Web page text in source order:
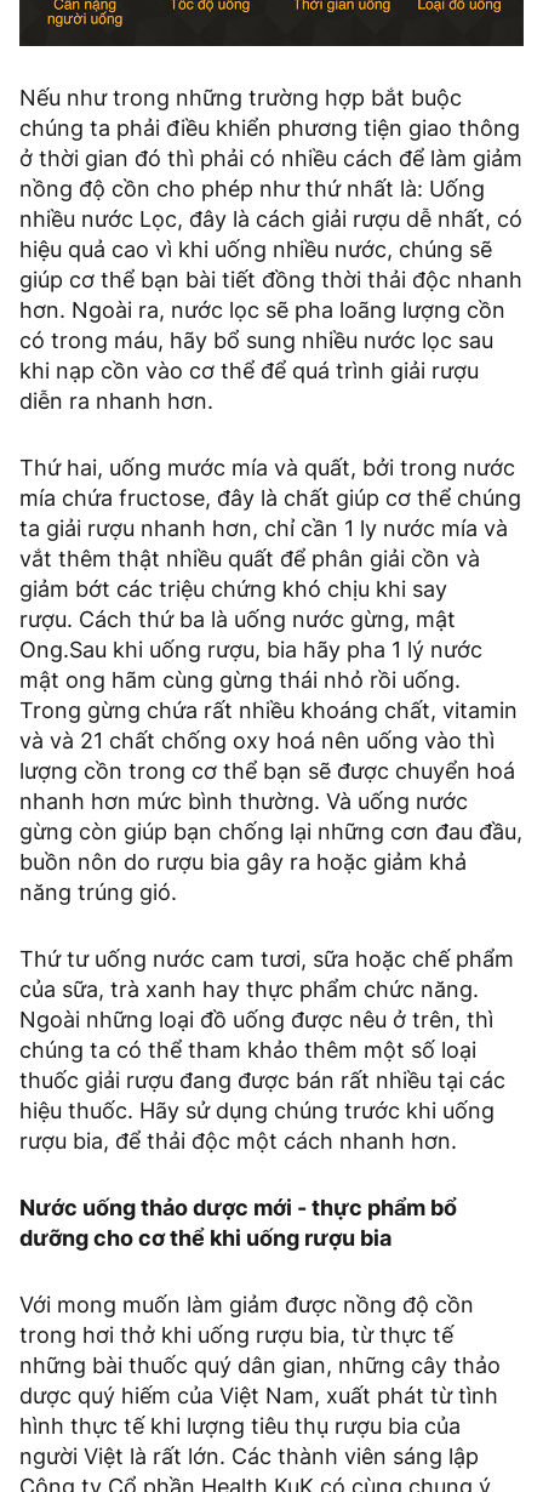
Nếu như trong những trường hợp bắt buộc
chúng ta phải điều khiển phương tiện giao thông
ở thời gian đó thì phải có nhiều cách để làm giảm
nồng độ cồn cho phép như thứ nhất là: Uống
nhiều nước Lọc, đây là cách giải rượu dễ nhất, có
hiệu quả cao vì khi uống nhiều nước, chúng sẽ
giúp cơ thể bạn bài tiết đồng thời thải độc nhanh
hơn. Ngoài ra, nước lọc sẽ pha loãng lượng cồn
có trong máu, hãy bổ sung nhiều nước lọc sau
khi nạp cồn vào cơ thể để quá trình giải rượu
diễn ra nhanh hơn.
Thứ hai, uống mước mía và quất, bởi trong nước
mía chứa fructose, đây là chất giúp cơ thể chúng
ta giải rượu nhanh hơn, chỉ cần 1 ly nước mía và
vắt thêm thật nhiều quất để phân giải cồn và
giảm bớt các triệu chứng khó chịu khi say
rượu. Cách thứ ba là uống nước gừng, mật
Ong.Sau khi uống rượu, bia hãy pha 1 lý nước
mật ong hãm cùng gừng thái nhỏ rồi uống.
Trong gừng chứa rất nhiều khoáng chất, vitamin
và và 21 chất chống oxy hoá nên uống vào thì
lượng cồn trong cơ thể bạn sẽ được chuyển hoá
nhanh hơn mức bình thường. Và uống nước
gừng còn giúp bạn chống lại những cơn đau đầu,
buồn nôn do rượu bia gây ra hoặc giảm khả
năng trúng gió.
Thứ tư uống nước cam tươi, sữa hoặc chế phẩm
của sữa, trà xanh hay thực phẩm chức năng.
Ngoài những loại đồ uống được nêu ở trên, thì
chúng ta có thể tham khảo thêm một số loại
thuốc giải rượu đang được bán rất nhiều tại các
hiệu thuốc. Hãy sử dụng chúng trước khi uống
rượu bia, để thải độc một cách nhanh hơn.
Nước uống thảo dược mới - thực phẩm bổ
dưỡng cho cơ thể khi uống rượu bia
Với mong muốn làm giảm được nồng độ cồn
trong hơi thở khi uống rượu bia, từ thực tế
những bài thuốc quý dân gian, những cây thảo
dược quý hiếm của Việt Nam, xuất phát từ tình
hình thực tế khi lượng tiêu thụ rượu bia của
người Việt là rất lớn. Các thành viên sáng lập
Công ty Cổ phần Health KuK có cùng chung ý